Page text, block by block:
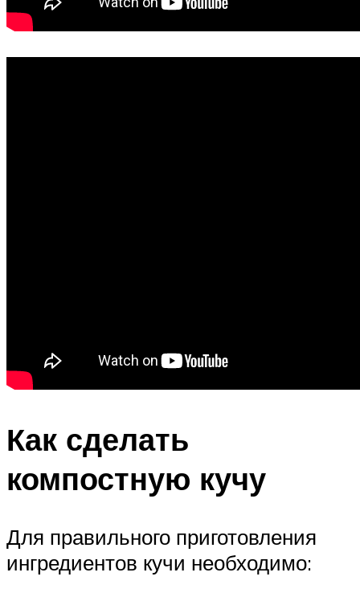
Как сделать
компостную кучу
Для правильного приготовления
ингредиентов кучи необходимо: